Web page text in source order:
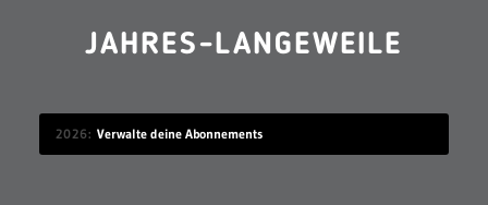
JAHRES-LANGEWEILE
2026 Verwalte deine Abonnements